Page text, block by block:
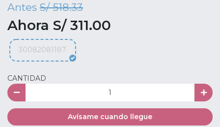
Antes S/ 518.33
Ahora S/ 311.00
30082081187
CANTIDAD
Avísame cuando llegue